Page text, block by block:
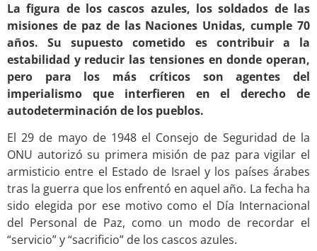
La figura de los cascos azules, los soldados de las
misiones de paz de las Naciones Unidas, cumple 70
años. Su supuesto cometido es contribuir a la
estabilidad y reducir las tensiones en donde operan,
pero para los más críticos son agentes del
imperialismo que interfieren en el derecho de
autodeterminación de los pueblos.
El 29 de mayo de 1948 el Consejo de Seguridad de la
ONU autorizó su primera misión de paz para vigilar el
armisticio entre el Estado de Israel y los países árabes
tras la guerra que los enfrentó en aquel año. La fecha ha
sido elegida por ese motivo como el Día Internacional
del Personal de Paz, como un modo de recordar el
“servicio” y “sacrificio” de los cascos azules.